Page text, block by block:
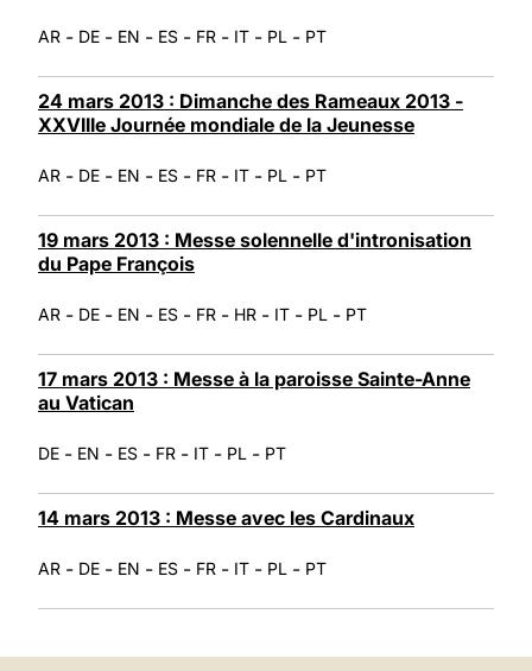
AR - DE - EN - ES - FR - IT - PL - PT
24 mars 2013 : Dimanche des Rameaux 2013 -
XXVIIIe Journée mondiale de la Jeunesse
AR - DE - EN - ES - FR - IT - PL - PT
19 mars 2013 : Messe solennelle d'intronisation
du Pape François
AR - DE - EN - ES - FR - HR - IT - PL - PT
17 mars 2013 : Messe à la paroisse Sainte-Anne
au Vatican
DE - EN - ES - FR - IT - PL - PT
14 mars 2013 : Messe avec les Cardinaux
AR - DE - EN - ES - FR - IT - PL - PT